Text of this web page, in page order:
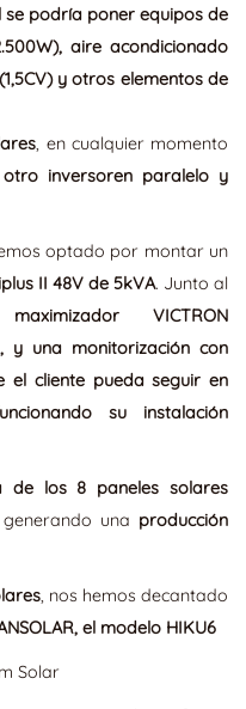
se podría poner equipos de
aire acondicionado
y otros elementos de
, en cualquier momento
inversoren paralelo y
optado por montar un
II 48V de 5kVA. Junto al
maximizador VICTRON
y una monitorización con
el cliente pueda seguir en
su instalación
de los 8 paneles solares
una producción
, nos hemos decantado
el modelo HIKU6